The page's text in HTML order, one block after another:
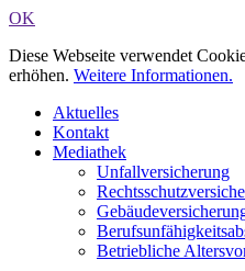
OK
Diese Webseite verwendet
erhöhen. Weitere Informationen.
Aktuelles
Kontakt
Mediathek
Unfallversicherung
Betriebliche